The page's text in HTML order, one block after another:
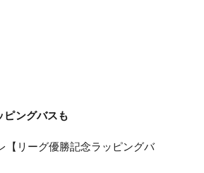
ピングバスも
【リーグ優勝記念ラッピングバ